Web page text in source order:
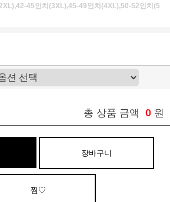
45인치(3XL),45-49인치(4XL),50-52인치(5
총 상품 금액 0 원
장바구니
찜♡